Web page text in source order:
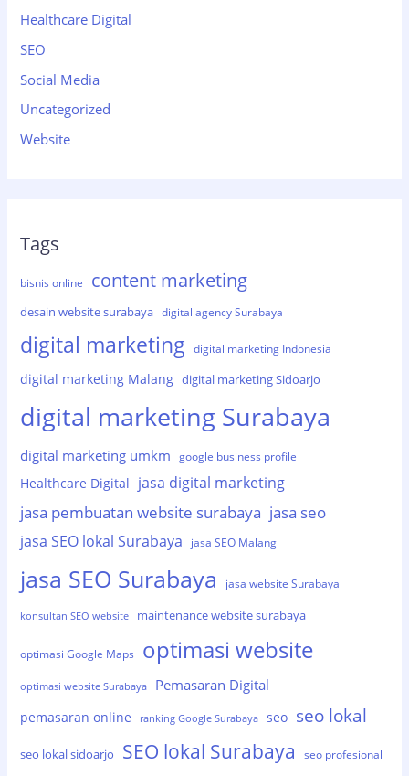
Healthcare Digital
SEO
Social Media
Uncategorized
Website
Tags
bisnis online content marketing
desain website surabaya digital agency Surabaya
digital marketing digital marketing Indonesia
digital marketing Malang digital marketing Sidoarjo
digital marketing Surabaya
digital marketing umkm google business profile
Healthcare Digital jasa digital marketing
jasa pembuatan website surabaya jasa seo
jasa SEO lokal Surabaya jasa SEO Malang
jasa SEO Surabaya jasa website Surabaya
konsultan SEO website maintenance website surabaya
optimasi Google Maps optimasi website
optimasi website Surabaya Pemasaran Digital
pemasaran online ranking Google Surabaya seo seo lokal
seo lokal sidoarjo SEO lokal Surabaya seo profesional